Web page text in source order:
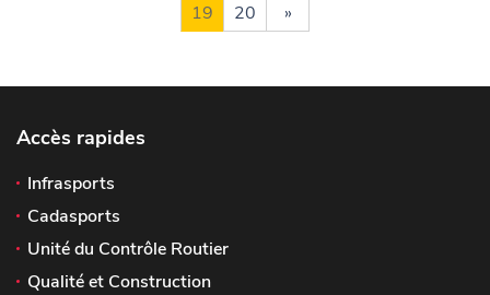
19
20 »
Accès rapides
Infrasports
Cadasports
Unité du Contrôle Routier
Qualité et Construction